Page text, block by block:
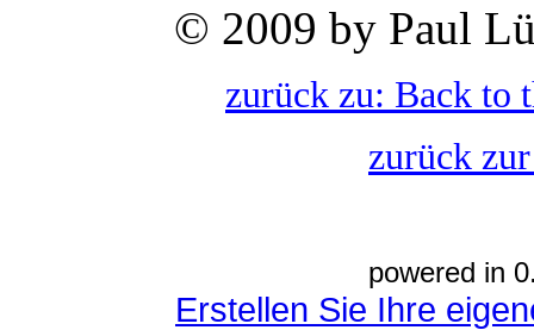
© 2009 by Paul
zurück zu: Back to
zurück
powered in
Erstellen Sie Ihre